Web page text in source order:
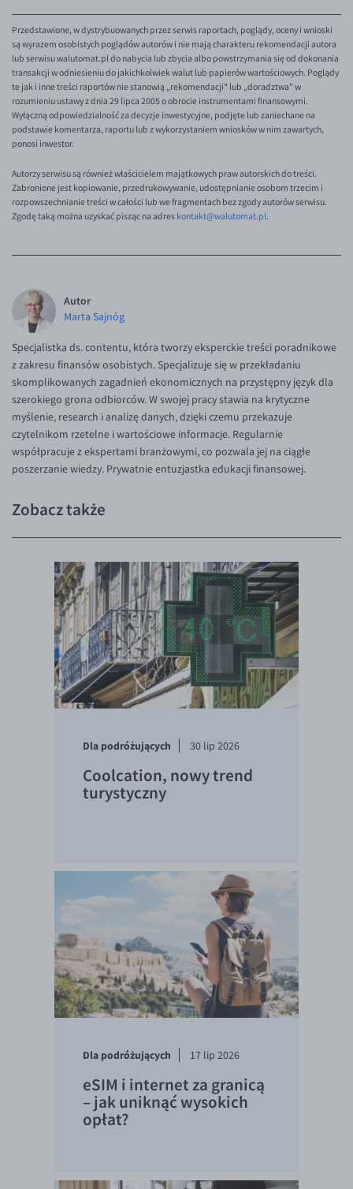
Przedstawione, w dystrybuowanych przez serwis raportach, poglądy, oceny i wnioski
są wyrazem osobistych poglądów autorów i nie mają charakteru rekomendacji autora
lub serwisu walutomat.pl do nabycia lub zbycia albo powstrzymania się od dokonania
transakcji w odniesieniu do jakichkolwiek walut lub papierów wartościowych. Poglądy
te jak i inne treści raportów nie stanowią „rekomendacji" lub „doradztwa" w
rozumieniu ustawy z dnia 29 lipca 2005 o obrocie instrumentami finansowymi.
Wyłączną odpowiedzialność za decyzje inwestycyjne, podjęte lub zaniechane na
podstawie komentarza, raportu lub z wykorzystaniem wniosków w nim zawartych,
ponosi inwestor.
Autorzy serwisu są również właścicielem majątkowych praw autorskich do treści.
Zabronione jest kopiowanie, przedrukowywanie, udostępnianie osobom trzecim i
rozpowszechnianie treści w całości lub we fragmentach bez zgody autorów serwisu.
Zgodę taką można uzyskać pisząc na adres kontakt@walutomat.pl.
Autor
Marta Sajnóg
Specjalistka ds. contentu, która tworzy eksperckie treści poradnikowe
z zakresu finansów osobistych. Specjalizuje się w przekładaniu
skomplikowanych zagadnień ekonomicznych na przystępny język dla
szerokiego grona odbiorców. W swojej pracy stawia na krytyczne
myślenie, research i analizę danych, dzięki czemu przekazuje
czytelnikom rzetelne i wartościowe informacje. Regularnie
współpracuje z ekspertami branżowymi, co pozwala jej na ciągłe
poszerzanie wiedzy. Prywatnie entuzjastka edukacji finansowej.
Zobacz także
Dla podróżujących 30 lip 2026
Coolcation, nowy trend
turystyczny
Dla podróżujących 17 lip 2026
eSIM i internet za granicą
– jak uniknąć wysokich
opłat?